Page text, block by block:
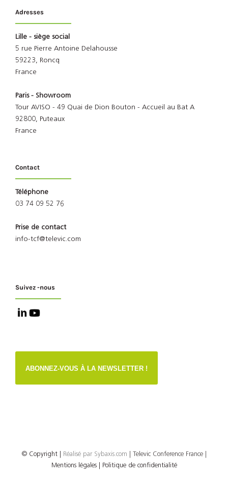
Adresses
Lille - siège social
5 rue Pierre Antoine Delahousse
59223, Roncq
France
Paris - Showroom
Tour AVISO - 49 Quai de Dion Bouton - Accueil au Bat A
92800, Puteaux
France
Contact
Téléphone
03 74 09 52 76
Prise de contact
info-tcf@televic.com
Suivez -nous
ABONNEZ-VOUS À LA NEWSLETTER !
© Copyright Réalisé par Sybaxis.com | Televic Conference France |
Mentions légales |
Politique de confidentialité